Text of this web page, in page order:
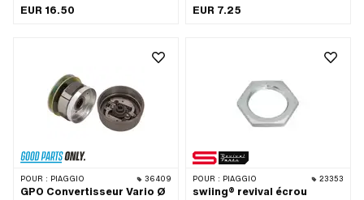
Fabricant: Malossi · Couleur: jaune ·
EUR 16.50
A - Avec une partie extérieure
EUR 7.25
POUR : PIAGGIO 36409
GPO Convertisseur Vario Ø
POUR : PIAGGIO 23353
swiing® revival écrou